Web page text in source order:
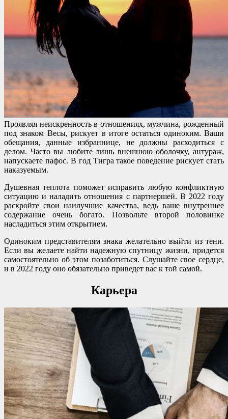
Проявляя неискренность в отношениях, мужчина, рожденный
под знаком Весы, рискует в итоге остаться одиноким. Ваши
обещания, данные избраннице, не должны расходиться с
делом. Часто вы любите лишь внешнюю оболочку, антураж,
напускаете пафос. В год Тигра такое поведение рискует стать
наказуемым.
Душевная теплота поможет исправить любую конфликтную
ситуацию и наладить отношения с партнершей. В 2022 году
раскройте свои наилучшие качества, ведь ваше внутреннее
содержание очень богато. Позвольте второй половинке
насладиться этим открытием.
Одиноким представителям знака желательно выйти из тени.
Если вы желаете найти надежную спутницу жизни, придется
самостоятельно об этом позаботиться. Слушайте свое сердце,
и в 2022 году оно обязательно приведет вас к той самой.
Карьера